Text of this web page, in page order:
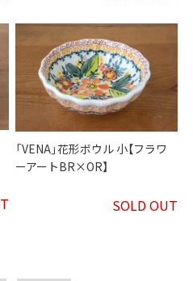
「VENA」花形ボウル 小【フラワ
ーアートBR×OR】
SOLD OUT